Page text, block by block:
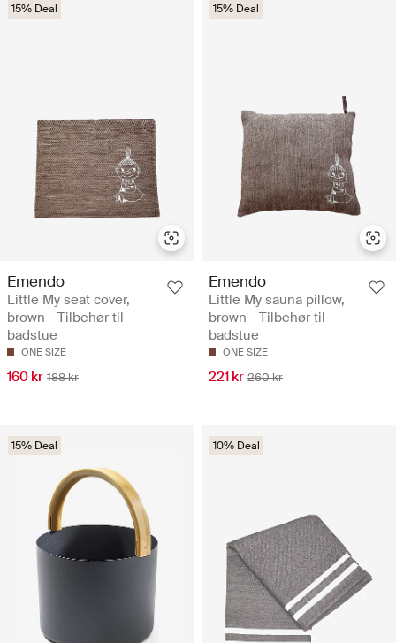
15% Deal
Emendo
Little My seat cover,
brown - Tilbehør til
badstue
ONE SIZE
160 kr 188 kr
15% Deal
Emendo
Little My sauna pillow,
brown - Tilbehør til
badstue
ONE SIZE
221 kr 260 kr
15% Deal 10% Deal